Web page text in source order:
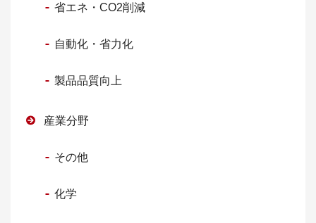
省エネ・CO2削減
自動化・省力化
製品品質向上
産業分野
その他
化学